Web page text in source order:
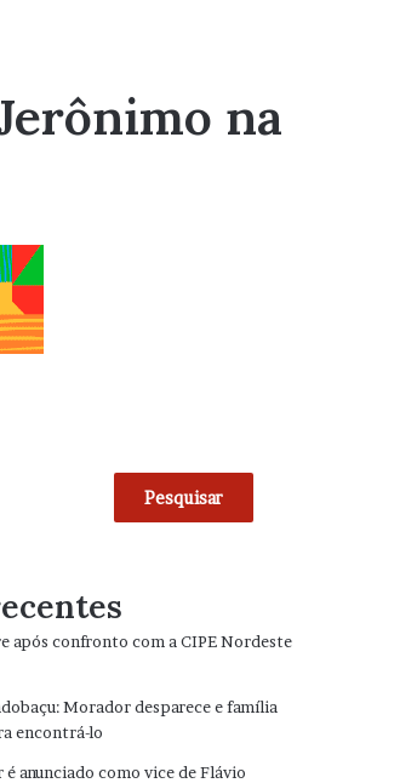
na
Pesquisar
após confronto com a CIPE Nordeste
Morador desparece e família
encontrá-lo
é anunciado como vice de Flávio